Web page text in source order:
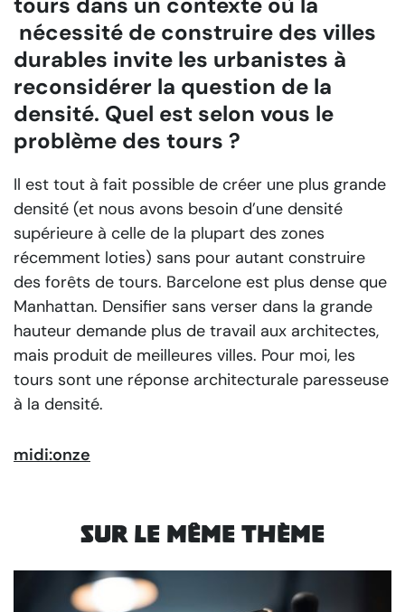
nécessité de construire des villes
durables invite les urbanistes à
reconsidérer la question de la
densité. Quel est selon vous le
problème des tours ?
Il est tout à fait possible de créer une plus grande
densité (et nous avons besoin d’une densité
supérieure à celle de la plupart des zones
récemment loties) sans pour autant construire
des forêts de tours. Barcelone est plus dense que
Manhattan. Densifier sans verser dans la grande
hauteur demande plus de travail aux architectes,
mais produit de meilleures villes. Pour moi, les
tours sont une réponse architecturale paresseuse
à la densité.
midi:onze
Sur le même thème